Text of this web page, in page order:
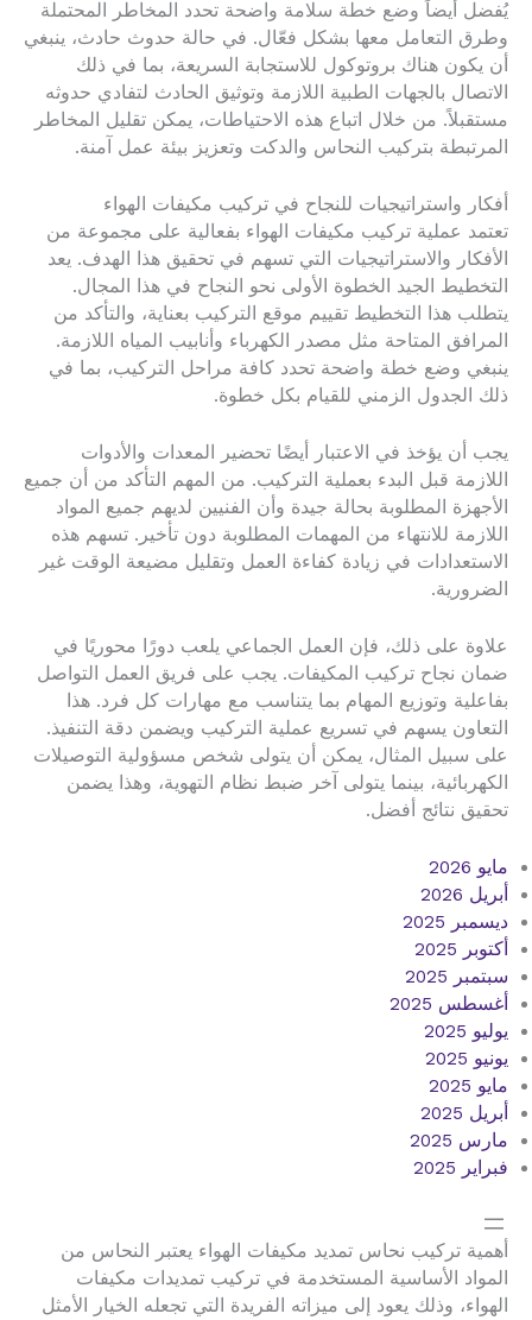
يُفضل أيضاً وضع خطة سلامة واضحة تحدد المخاطر المحتملة
وطرق التعامل معها بشكل فعّال. في حالة حدوث حادث، ينبغي
أن يكون هناك بروتوكول للاستجابة السريعة، بما في ذلك
الاتصال بالجهات الطبية اللازمة وتوثيق الحادث لتفادي حدوثه
مستقبلاً. من خلال اتباع هذه الاحتياطات، يمكن تقليل المخاطر
المرتبطة بتركيب النحاس والدكت وتعزيز بيئة عمل آمنة.
أفكار واستراتيجيات للنجاح في تركيب مكيفات الهواء
تعتمد عملية تركيب مكيفات الهواء بفعالية على مجموعة من
الأفكار والاستراتيجيات التي تسهم في تحقيق هذا الهدف. يعد
التخطيط الجيد الخطوة الأولى نحو النجاح في هذا المجال.
يتطلب هذا التخطيط تقييم موقع التركيب بعناية، والتأكد من
المرافق المتاحة مثل مصدر الكهرباء وأنابيب المياه اللازمة.
ينبغي وضع خطة واضحة تحدد كافة مراحل التركيب، بما في
ذلك الجدول الزمني للقيام بكل خطوة.
يجب أن يؤخذ في الاعتبار أيضًا تحضير المعدات والأدوات
اللازمة قبل البدء بعملية التركيب. من المهم التأكد من أن جميع
الأجهزة المطلوبة بحالة جيدة وأن الفنيين لديهم جميع المواد
اللازمة للانتهاء من المهمات المطلوبة دون تأخير. تسهم هذه
الاستعدادات في زيادة كفاءة العمل وتقليل مضيعة الوقت غير
الضرورية.
علاوة على ذلك، فإن العمل الجماعي يلعب دورًا محوريًا في
ضمان نجاح تركيب المكيفات. يجب على فريق العمل التواصل
بفاعلية وتوزيع المهام بما يتناسب مع مهارات كل فرد. هذا
التعاون يسهم في تسريع عملية التركيب ويضمن دقة التنفيذ.
على سبيل المثال، يمكن أن يتولى شخص مسؤولية التوصيلات
الكهربائية، بينما يتولى آخر ضبط نظام التهوية، وهذا يضمن
تحقيق نتائج أفضل.
مايو 2026
أبريل 2026
ديسمبر 2025
أكتوبر 2025
سبتمبر 2025
أغسطس 2025
يوليو 2025
يونيو 2025
مايو 2025
أبريل 2025
مارس 2025
فبراير 2025
أهمية تركيب نحاس تمديد مكيفات الهواء يعتبر النحاس من
المواد الأساسية المستخدمة في تركيب تمديدات مكيفات
الهواء، وذلك يعود إلى ميزاته الفريدة التي تجعله الخيار الأمثل